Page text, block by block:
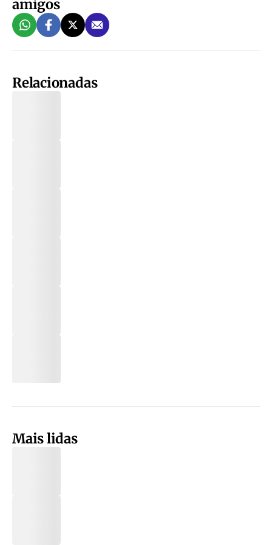
amigos
Relacionadas
Mais lidas